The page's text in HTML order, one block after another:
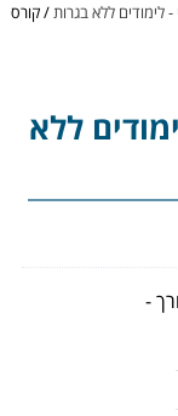
לימודים ללא בגרות/קורס
ללא
-